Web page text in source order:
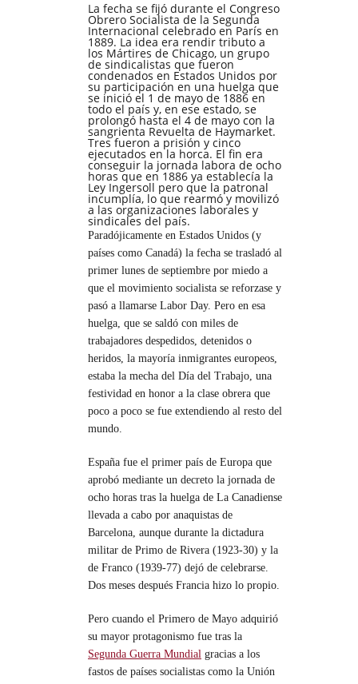
La fecha se fijó durante el Congreso
Obrero Socialista de la Segunda
Internacional celebrado en París en
1889. La idea era rendir tributo a
los Mártires de Chicago, un grupo
de sindicalistas que fueron
condenados en Estados Unidos por
su participación en una huelga que
se inició el 1 de mayo de 1886 en
todo el país y, en ese estado, se
prolongó hasta el 4 de mayo con la
sangrienta Revuelta de Haymarket.
Tres fueron a prisión y cinco
ejecutados en la horca. El fin era
conseguir la jornada labora de ocho
horas que en 1886 ya establecía la
Ley Ingersoll pero que la patronal
incumplía, lo que rearmó y movilizó
a las organizaciones laborales y
sindicales del país.
Paradójicamente en Estados Unidos (y
países como Canadá) la fecha se trasladó al
primer lunes de septiembre por miedo a
que el movimiento socialista se reforzase y
pasó a llamarse Labor Day. Pero en esa
huelga, que se saldó con miles de
trabajadores despedidos, detenidos o
heridos, la mayoría inmigrantes europeos,
estaba la mecha del Día del Trabajo, una
festividad en honor a la clase obrera que
poco a poco se fue extendiendo al resto del
mundo.
España fue el primer país de Europa que
aprobó mediante un decreto la jornada de
ocho horas tras la huelga de La Canadiense
llevada a cabo por anaquistas de
Barcelona, aunque durante la dictadura
militar de Primo de Rivera (1923-30) y la
de Franco (1939-77) dejó de celebrarse.
Dos meses después Francia hizo lo propio.
Pero cuando el Primero de Mayo adquirió
su mayor protagonismo fue tras la
Segunda Guerra Mundial gracias a los
fastos de países socialistas como la Unión